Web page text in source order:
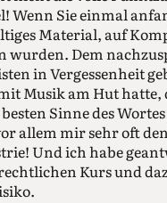
Wenn Sie einmal
Material, auf
wurden. Dem
in Vergessenheit
Musik am Hut hatte,
Sinne des
allem mir sehr oft
Und ich habe
Kurs und